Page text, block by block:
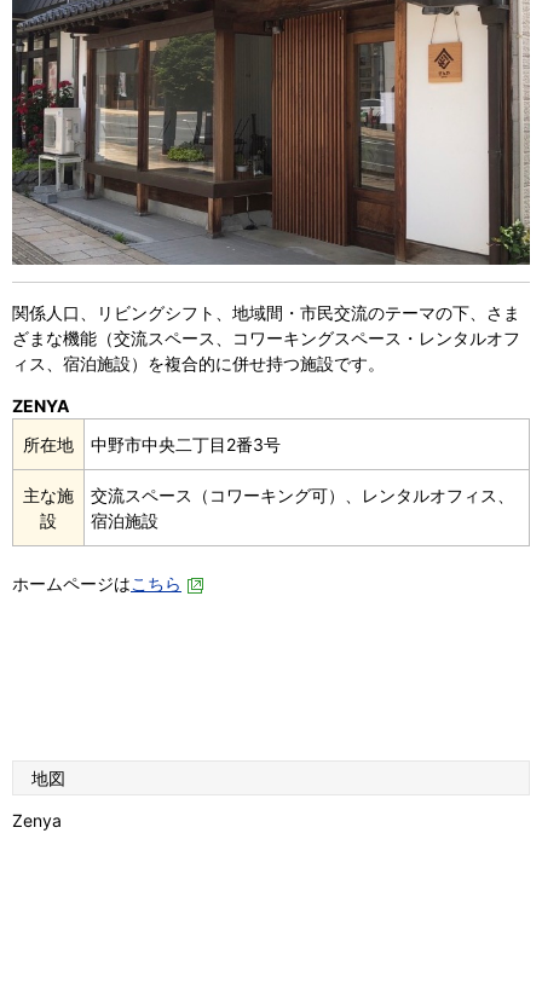
関係人口、リビングシフト、地域間・市民交流のテーマの下、さま
ざまな機能（交流スペース、コワーキングスペース・レンタルオフ
ィス、宿泊施設）を複合的に併せ持つ施設です。
ZENYA
所在地
中野市中央二丁目2番3号
主な施
設
交流スペース（コワーキング可）、レンタルオフィス、
宿泊施設
ホームページはこちら
地図
Zenya